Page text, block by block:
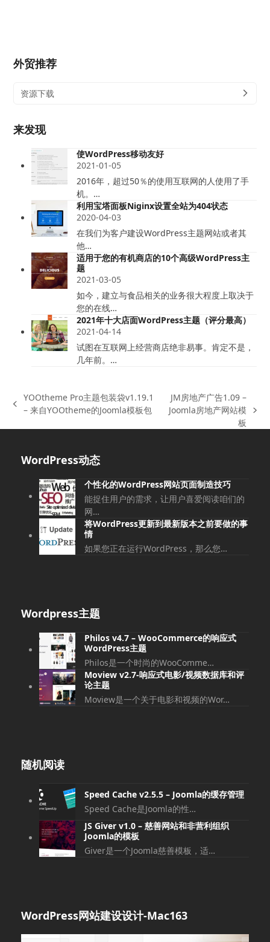
外贸推荐
资源下载
来发现
使WordPress移动友好
2021-01-05
2016年，超过50％的使用互联网的人使用了手
机。…
利用宝塔面板Niginx设置全站为404状态
2020-04-03
在我们为客户建设WordPress主题网站或者其
他…
适用于您的有机商店的10个高级WordPress主
题
2021-03-05
如今，建立与食品相关的业务很大程度上取决于
您的在线…
2021年十大店面WordPress主题（评分最高）
2021-04-14
试图在互联网上经营商店绝非易事。肯定不是，
几年前。…
上
章:
YOOtheme Pro主题包装袋v1.19.1
– 来自YOOtheme的Joomla模板包
下
一
JM房地产广告1.09 –
Joomla房地产网站模
板
WordPress动态
个性化的WordPress网站页面制造技巧
能捉住用户的需求，让用户喜爱阅读咱们的
网…
将WordPress更新到最新版本之前要做的事
情
如果您正在运行WordPress，那么您…
Wordpress主题
Philos v4.7 – WooCommerce的响应式
WordPress主题
Philos是一个时尚的WooComme…
Moview v2.7-响应式电影/视频数据库和评
论主题
Moview是一个关于电影和视频的Wor…
随机阅读
Speed Cache v2.5.5 – Joomla的缓存管理
Speed Cache是Joomla的性…
JS Giver v1.0 – 慈善网站和非营利组织
Joomla的模板
Giver是一个Joomla慈善模板，适…
WordPress网站建设设计-Mac163